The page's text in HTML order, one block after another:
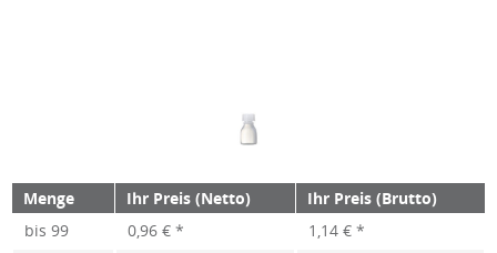
Menge Ihr Preis (Netto)
Ihr Preis (Brutto)
bis 99 0,96 € *
1,14 € *